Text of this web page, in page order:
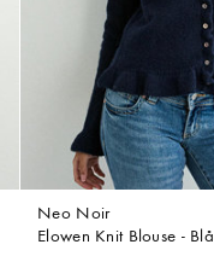
Neo Noir
Elowen Knit Blouse - Blå